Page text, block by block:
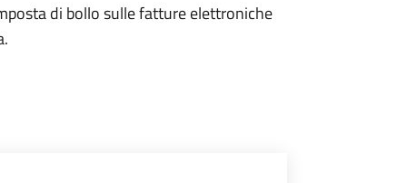
di bollo sulle fatture elettroniche